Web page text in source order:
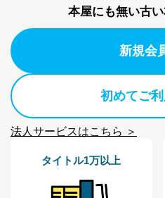
４．開示対象個人情報の「開
当社は、本人から、開示対
す。ただし、以下①～④のい
利用目的の通知を行なうこと
は、本人に遅滞無くその旨
説明させていただきます。
①利用目的を本人に通知し、
害するおそれがある場合
当該事業者の権利又は正当な
本屋にも無い古い
新規会
初めてご
法人サービスはこちら ＞
タイトル1万以上